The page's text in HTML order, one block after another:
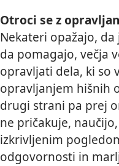
Otroci se z
Nekateri opažajo,
da pomagajo, večja
opravljati dela, ki so
opravljanjem hišnih
drugi strani pa prej
ne pričakuje,
izkrivljenim
odgovornosti in